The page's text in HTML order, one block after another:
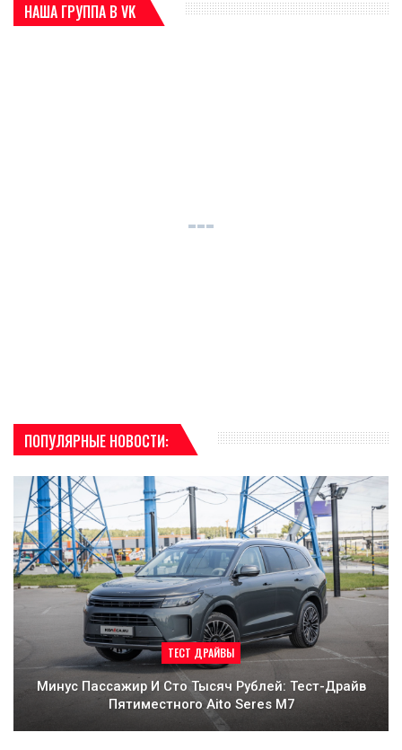
НАША ГРУППА В VK
ПОПУЛЯРНЫЕ НОВОСТИ:
ТЕСТ ДРАЙВЫ
Минус Пассажир И Сто Тысяч Рублей: Тест-Драйв
Пятиместного Aito Seres M7